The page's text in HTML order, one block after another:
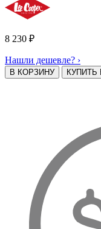
8 230 ₽
Нашли дешевле? ›
В КОРЗИНУ КУПИТЬ